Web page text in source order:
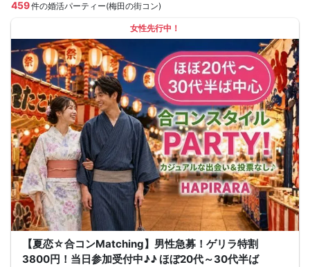
459件の婚活パーティー(梅田の街コン)
女性先行中！
【夏恋☆合コンMatching】男性急募！ゲリラ特割
3800円！当日参加受付中♪♪ ほぼ20代～30代半ば